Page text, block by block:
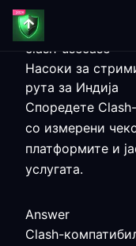
clash-usecase
Насоки за
рута за Индија
Споредете
со измерени
платформите и
услугата.
Answer
Clash-